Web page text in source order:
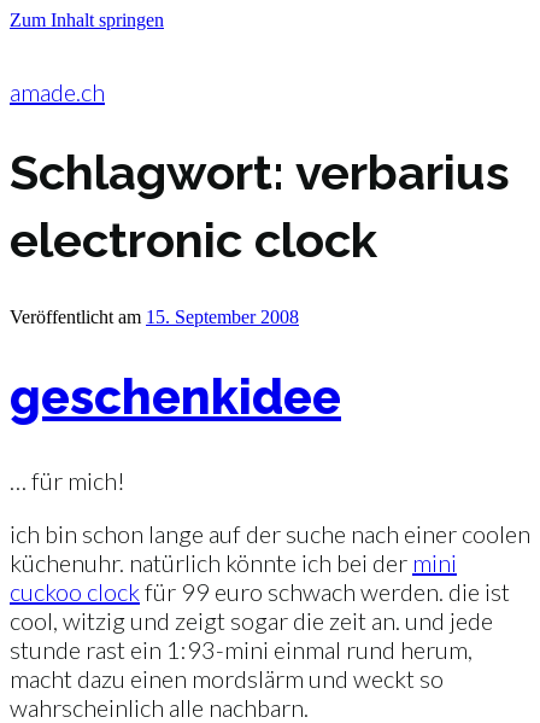
Zum Inhalt springen
amade.ch
Schlagwort: verbarius
electronic clock
Veröffentlicht am 15. September 2008
geschenkidee
… für mich!
ich bin schon lange auf der suche nach einer coolen
küchenuhr. natürlich könnte ich bei der mini
cuckoo clock für 99 euro schwach werden. die ist
cool, witzig und zeigt sogar die zeit an. und jede
stunde rast ein 1:93-mini einmal rund herum,
macht dazu einen mordslärm und weckt so
wahrscheinlich alle nachbarn.